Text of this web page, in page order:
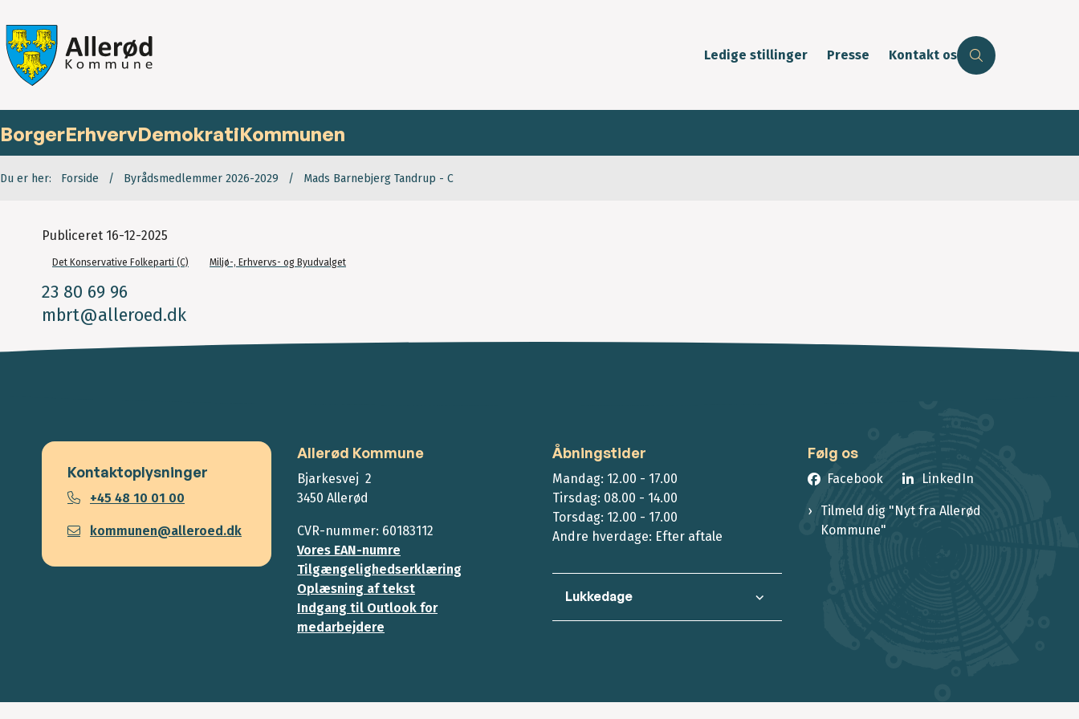
Ledige stillinger Presse Kontakt os
BorgerErhvervDemokratiKommunen
Du er her: Forside Byrådsmedlemmer 2026-2029 Mads Barnebjerg Tandrup - C
Publiceret 16-12-2025
Det Konservative Folkeparti (C) Miljø-, Erhvervs- og Byudvalget
23 80 69 96
mbrt@alleroed.dk
Kontaktoplysninger
+45 48 10 01 00
kommunen@alleroed.dk
Allerød Kommune
Bjarkesvej 2
3450 Allerød
CVR-nummer: 60183112
Vores EAN-numre
Tilgængelighedserklæring
Oplæsning af tekst
Indgang til Outlook for
medarbejdere
Åbningstider
Mandag: 12.00 - 17.00
Tirsdag: 08.00 - 14.00
Torsdag: 12.00 - 17.00
Andre hverdage: Efter aftale
Lukkedage
Følg os
Facebook LinkedIn
Tilmeld dig "Nyt fra Allerød
Kommune"